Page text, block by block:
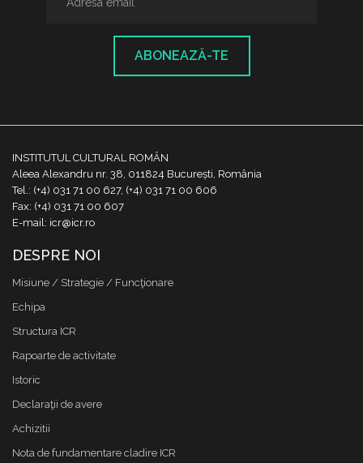
ABONEAZĂ-TE
INSTITUTUL CULTURAL ROMÂN
Aleea Alexandru nr. 38, 011824 București, România
Tel.: (+4) 031 71 00 627, (+4) 031 71 00 606
Fax: (+4) 031 71 00 607
E-mail: icr@icr.ro
DESPRE NOI
Misiune / Strategie / Funcţionare
Echipa
Structura ICR
Rapoarte de activitate
Istoric
Declaraţii de avere
Achizitii
Nota de fundamentare cladire ICR